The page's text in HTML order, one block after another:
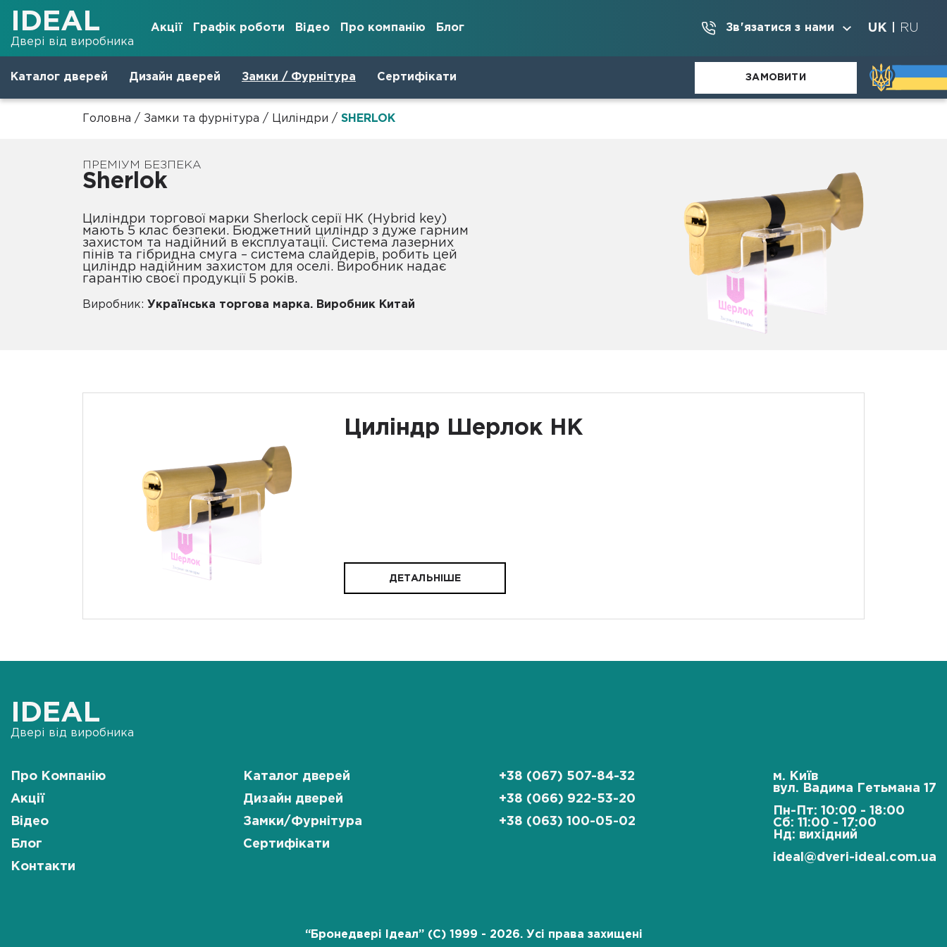
IDEAL
Двері від виробника
Акції Графік роботи Відео Про компанію Блог Зв'язатися з нами UK RU
Каталог дверей Дизайн дверей Замки / Фурнітура Сертифікати ЗАМОВИТИ
Головна / Замки та фурнітура / Циліндри / SHERLOK
ПРЕМІУМ БЕЗПЕКА
Sherlok
Циліндри торгової марки Sherlock серії HK (Hybrid key)
мають 5 клас безпеки. Бюджетний циліндр з дуже гарним
захистом та надійний в експлуатації. Система лазерних
пінів та гібридна смуга – система слайдерів, робить цей
циліндр надійним захистом для оселі. Виробник надає
гарантію своєї продукції 5 років.
Виробник: Українська торгова марка. Виробник Китай
Циліндр Шерлок HK
ДЕТАЛЬНІШЕ
IDEAL
Двері від виробника
Про Компанію
Акції
Відео
Блог
Контакти
Каталог дверей
Дизайн дверей
Замки/Фурнітура
Сертифікати
+38 (067) 507-84-32
+38 (066) 922-53-20
+38 (063) 100-05-02
м. Київ
вул. Вадима Гетьмана 17
Пн-Пт: 10:00 - 18:00
Сб: 11:00 - 17:00
Нд: вихідний
ideal@dveri-ideal.com.ua
“Бронедвері Ідеал” (C) 1999 - 2026. Усі права захищені